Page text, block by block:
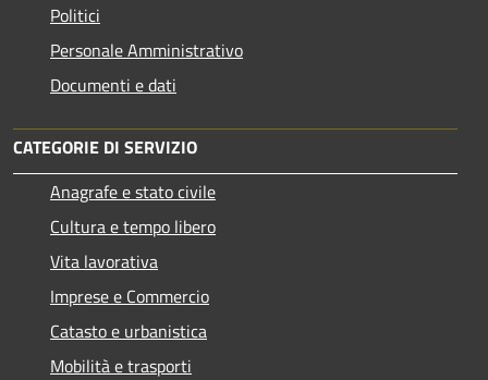
Politici
Personale Amministrativo
Documenti e dati
CATEGORIE DI SERVIZIO
Anagrafe e stato civile
Cultura e tempo libero
Vita lavorativa
Imprese e Commercio
Catasto e urbanistica
Mobilità e trasporti